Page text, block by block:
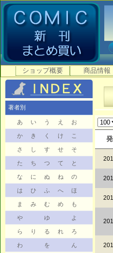
ショップ概要 商品情報
著者別
あ い う え
お
か
き く け
こ
さ
し す せ
そ
た
ち つ て
と
な
に ぬ ね
の
は
ひ ふ へ
ほ
ま
み む め
も
や
ゆ
よ
ら
り る れ
ろ
わ
を ん